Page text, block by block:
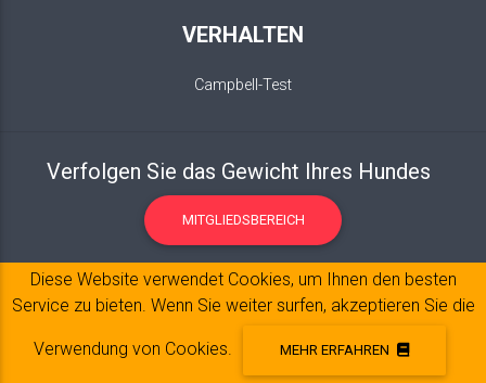
VERHALTEN
Campbell-Test
Verfolgen Sie das Gewicht Ihres Hundes
MITGLIEDSBEREICH
Diese Website verwendet Cookies, um Ihnen den besten
Service zu bieten. Wenn Sie weiter surfen, akzeptieren Sie die
Verwendung von Cookies. MEHR ERFAHREN